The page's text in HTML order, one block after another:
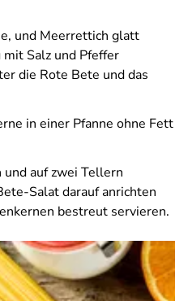
und Meerrettich glatt
Salz und Pfeffer
die Rote Bete und das
in einer Pfanne ohne Fett
auf zwei Tellern
Salat darauf anrichten
bestreut servieren.